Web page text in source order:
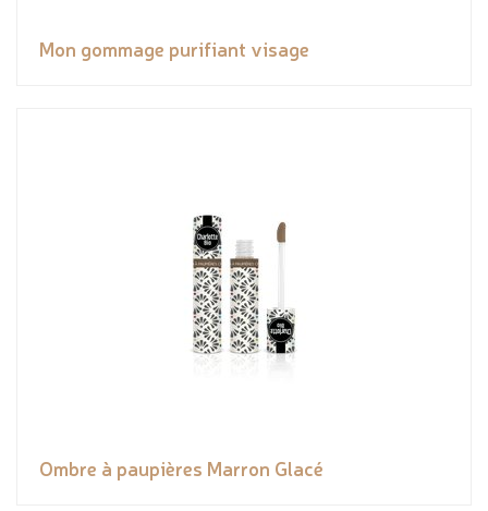
Mon gommage purifiant visage
Ombre à paupières Marron Glacé